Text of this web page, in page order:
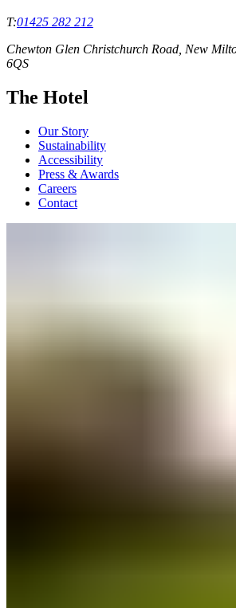
T:01425 282 212
Chewton Glen Christchurch Road, New
6QS
The Hotel
Our Story
Sustainability
Accessibility
Press & Awards
Careers
Contact